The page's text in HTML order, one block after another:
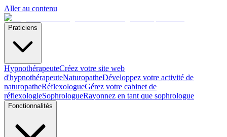
Aller au contenu
Praticiens
HypnothérapeuteCréez votre site web
d'hypnothérapeuteNaturopatheDéveloppez votre activité de
naturopatheRéflexologueGérez votre cabinet de
réflexologieSophrologueRayonnez en tant que sophrologue
Fonctionnalités